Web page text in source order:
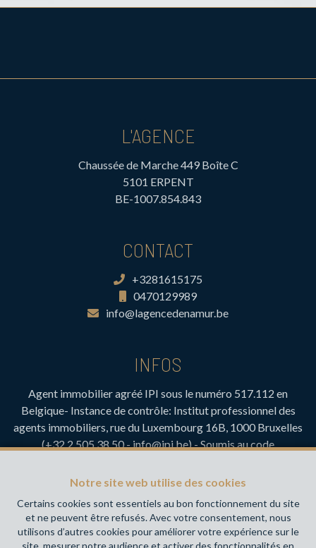
Notre site web utilise des cookies
Certains cookies sont essentiels au bon fonctionnement du site
et ne peuvent être refusés. Avec votre consentement, nous
utilisons d’autres cookies pour améliorer votre expérience sur le
site, mesurer notre audience et activer des fonctionnalités en
L'AGENCE
Chaussée de Marche 449 Boîte C
5101 ERPENT
BE-1007.854.843
CONTACT
+3281615175
0470129989
info@lagencedenamur.be
INFOS
Agent immobilier agréé IPI sous le numéro 517.112 en
Belgique- Instance de contrôle: Institut professionnel des
agents immobiliers, rue du Luxembourg 16B, 1000 Bruxelles
(+32 2 505 38 50 - info@ipi.be) - Soumis aucode
RC professionnelle et cautionnement via AXA Belgium SA,
Couverture valable pour les activités réalisées en Belgique
Votre agence immobilière de référence sur Namur et en